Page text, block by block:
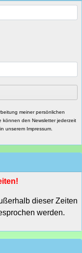
meiner persönlichen
können den Newsletter jederzeit
unserem Impressum.
dieser Zeiten
werden.